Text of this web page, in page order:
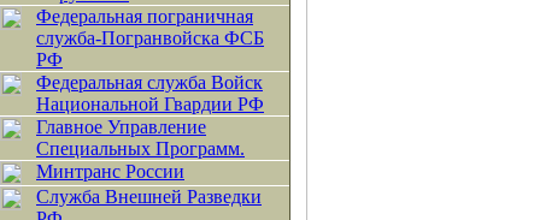
Федеральная пограничная
служба-Погранвойска ФСБ
РФ
Федеральная служба Войск
Национальной Гвардии РФ
Главное Управление
Специальных Программ.
Минтранс России
Служба Внешней Разведки